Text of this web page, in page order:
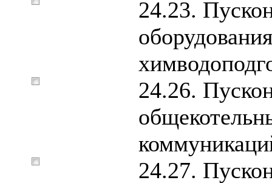
24.23.
24.26.
24.27.